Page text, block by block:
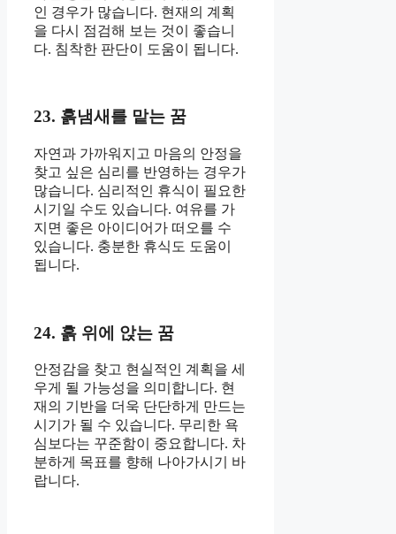
인 경우가 많습니다. 현재의 계획
을 다시 점검해 보는 것이 좋습니
다. 침착한 판단이 도움이 됩니다.
23. 흙냄새를 맡는 꿈
자연과 가까워지고 마음의 안정을
찾고 싶은 심리를 반영하는 경우가
많습니다. 심리적인 휴식이 필요한
시기일 수도 있습니다. 여유를 가
지면 좋은 아이디어가 떠오를 수
있습니다. 충분한 휴식도 도움이
됩니다.
24. 흙 위에 앉는 꿈
안정감을 찾고 현실적인 계획을 세
우게 될 가능성을 의미합니다. 현
재의 기반을 더욱 단단하게 만드는
시기가 될 수 있습니다. 무리한 욕
심보다는 꾸준함이 중요합니다. 차
분하게 목표를 향해 나아가시기 바
랍니다.